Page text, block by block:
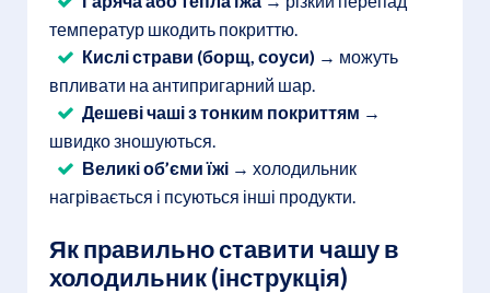
температур шкодить покриттю.
Кислі страви (борщ, соуси) → можуть
впливати на антипригарний шар.
Дешеві чаші з тонким покриттям →
швидко зношуються.
Великі об’єми їжі → холодильник
нагрівається і псуються інші продукти.
Як правильно ставити чашу в
холодильник (інструкція)